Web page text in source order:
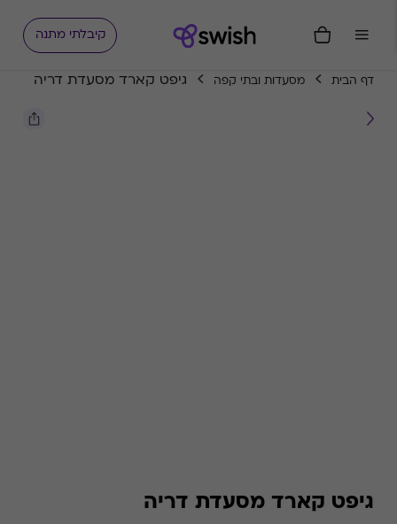
קיבלתי מתנה
דף הבית מסעדות ובתי קפה גיפט קארד מסעדת דריה
גיפט קארד מסעדת דריה